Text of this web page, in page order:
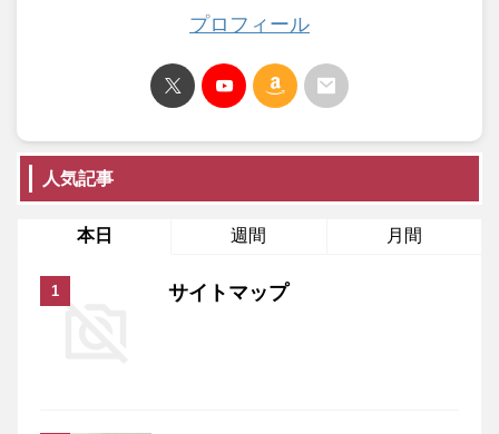
プロフィール
人気記事
本日 週間 月間
サイトマップ